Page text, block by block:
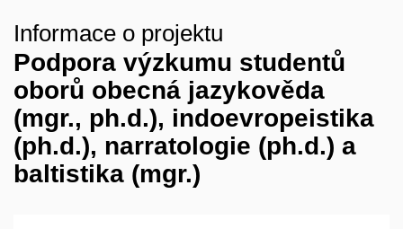
Informace o projektu
Podpora výzkumu studentů
oborů obecná jazykověda
(mgr., ph.d.), indoevropeistika
(ph.d.), narratologie (ph.d.) a
baltistika (mgr.)